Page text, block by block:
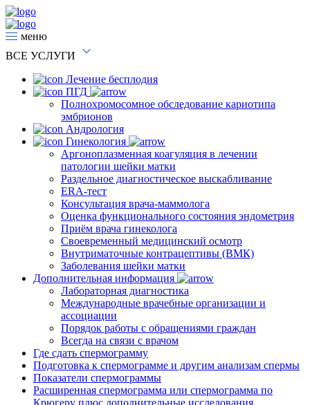
меню
ВСЕ УСЛУГИ
Лечение бесплодия
ПГД
Полнохромосомное обследование кариотипа
эмбрионов
Андрология
Гинекология
Аргоноплазменная коагуляция в лечении
патологии шейки матки
Раздельное диагностическое выскабливание
ERA-тест
Консультация врача-маммолога
Оценка функционального состояния эндометрия
Приём врача гинеколога
Своевременный медицинский осмотр
Внутриматочные контрацептивы (ВМК)
Заболевания шейки матки
Дополнительная информация
Лабораторная диагностика
Международные врачебные организации и
ассоциации
Порядок работы с обращениями граждан
Всегда на связи с врачом
Где сдать спермограмму
Подготовка к спермограмме и другим анализам спермы
Показатели спермограммы
Расширенная спермограмма или спермограмма по
Крюгеру плюс дополнительные исследования